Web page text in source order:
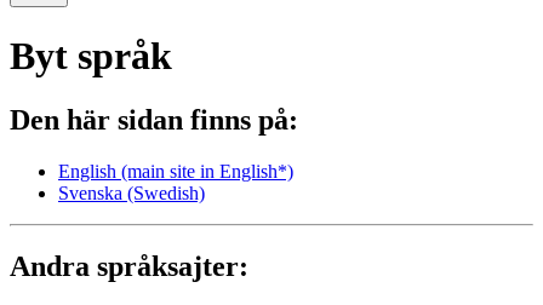
Byt språk
Den här sidan finns på:
English (main site in English*)
Svenska (Swedish)
Andra språksajter: